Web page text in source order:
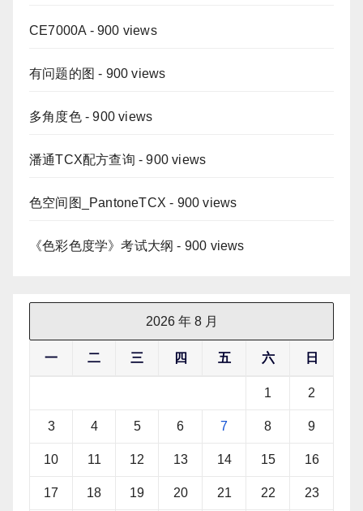
CE7000A - 900 views
有问题的图 - 900 views
多角度色- 900 views
潘通TCX配方查询 - 900 views
色空间图_PantoneTCX - 900 views
《色彩色度学》考试大纲 - 900 views
2026 年 8 月
一 二 三 四 五 六 日
1 2
3 4 5 6 7 8 9
10 11 12 13 14 15 16
17 18 19 20 21 22 23